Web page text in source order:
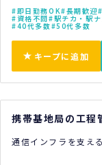
即日勤務OK 長期歓迎
資格不問 駅チカ・駅ナ
40代多数 50代多数
キープに追加
携帯基地局の工程
通信インフラを支え